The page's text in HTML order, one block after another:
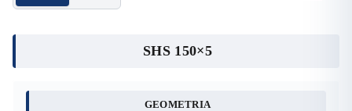
SHS 150×5
GEOMETRIA